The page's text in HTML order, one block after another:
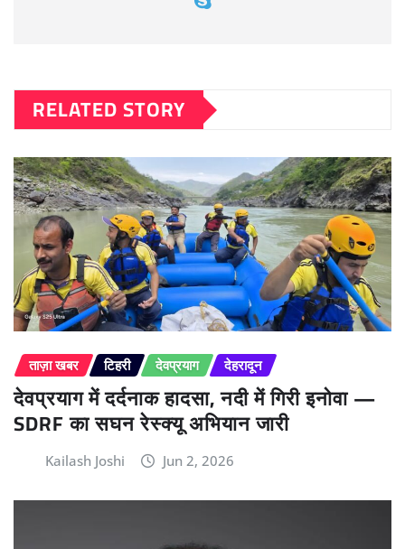
RELATED STORY
ताज़ा खबर टिहरी देवप्रयाग देहरादून
देवप्रयाग में दर्दनाक हादसा, नदी में गिरी इनोवा —
SDRF का सघन रेस्क्यू अभियान जारी
Kailash Joshi Jun 2, 2026